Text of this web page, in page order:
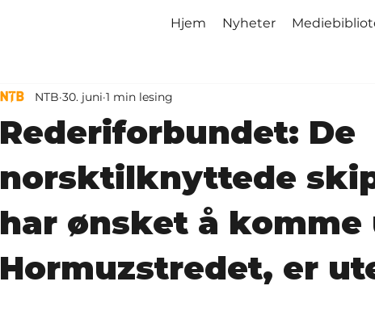
Hjem Nyheter
Rederiforbundet: De
norsktilknyttede
har ønsket å komme
Hormuzstredet, er
NTB 30. juni 1 min lesing